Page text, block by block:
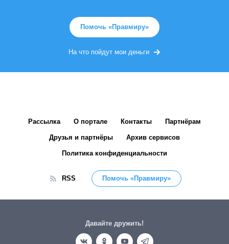
Помочь «Правмиру»
На что пойдут мои деньги
Рассылка О портале Контакты Партнёрам
Друзья и партнёры Архив сервисов
Политика конфиденциальности
RSS Помочь «Правмиру»
Давайте дружить!